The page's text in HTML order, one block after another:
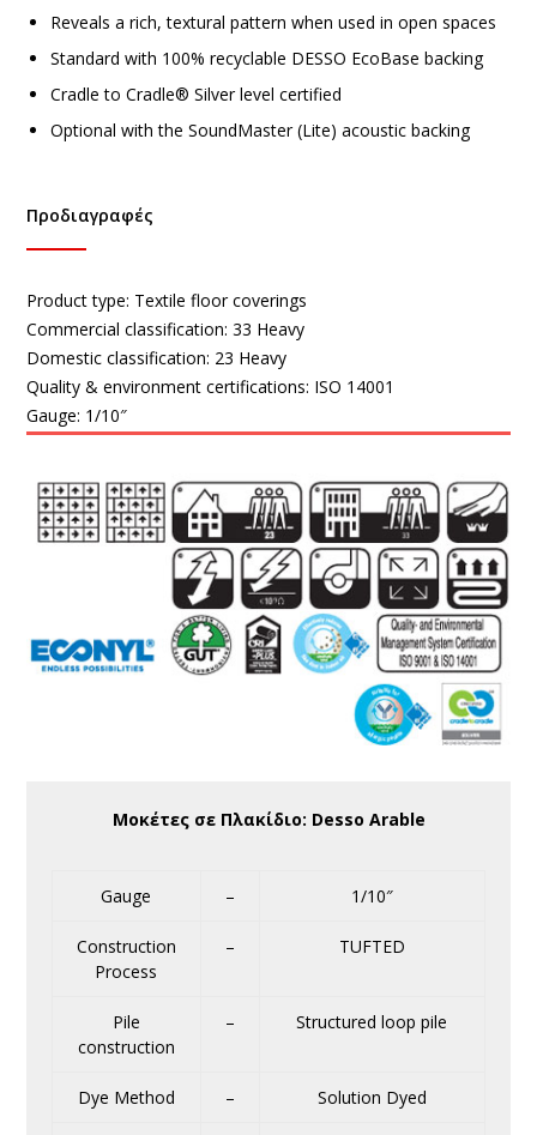
Reveals a rich, textural pattern when used in open spaces
Standard with 100% recyclable DESSO EcoBase backing
Cradle to Cradle® Silver level certified
Optional with the SoundMaster (Lite) acoustic backing
Προδιαγραφές
Product type: Textile floor coverings
Commercial classification:33 Heavy
Domestic classification: 23 Heavy
Quality & environment certifications: ISO 14001
Gauge: 1/10″
Μοκέτες σε Πλακίδιο: Desso Arable
Gauge – 1/10″
Construction
Process
– TUFTED
Pile
construction
– Structured loop pile
Dye Method – Solution Dyed